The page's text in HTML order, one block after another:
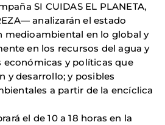
SI CUIDAS EL PLANETA,
analizarán el estado
medioambiental en lo global y
en los recursos del agua y
económicas y políticas que
y desarrollo; y posibles
a partir de la encíclica
el de 10 a 18 horas en la